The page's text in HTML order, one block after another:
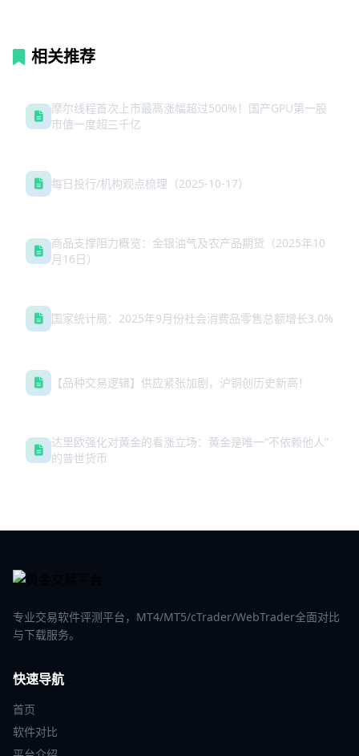
相关推荐
摩尔线程首次上市最高涨幅超过500%！国产GPU第一股
市值一度超三千亿
每日投行/机构观点梳理（2025-10-17）
商品支撑阻力概览：金银油气及农产品期货（2025年10
月16日）
国家统计局：2025年9月份社会消费品零售总额增长3.0%
【品种交易逻辑】供应紧张加剧，沪铜创历史新高！
达里欧强化对黄金的看涨立场：黄金是唯一“不依赖他人”
的普世货币
专业交易软件评测平台，MT4/MT5/cTrader/WebTrader全面对比
与下载服务。
快速导航
首页
软件对比